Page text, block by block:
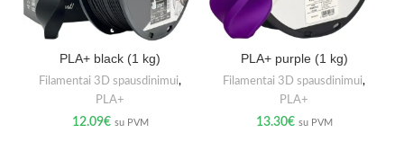
PLA+ black (1 kg)
Filamentai 3D spausdinimui,
PLA+
12.09€ su PVM
PLA+ purple (1 kg)
Filamentai 3D spausdinimui,
PLA+
13.30€ su PVM